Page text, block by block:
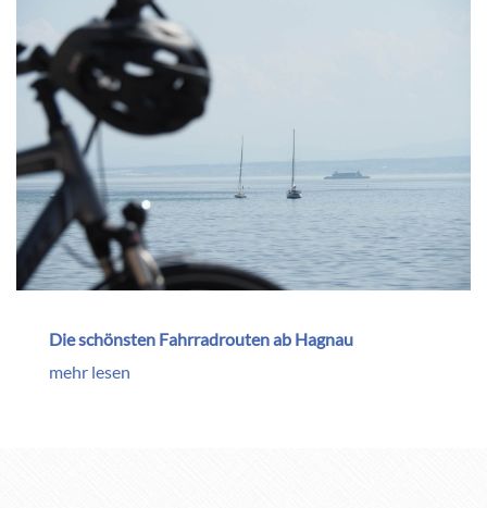
Die schönsten Fahrradrouten ab Hagnau
mehr lesen